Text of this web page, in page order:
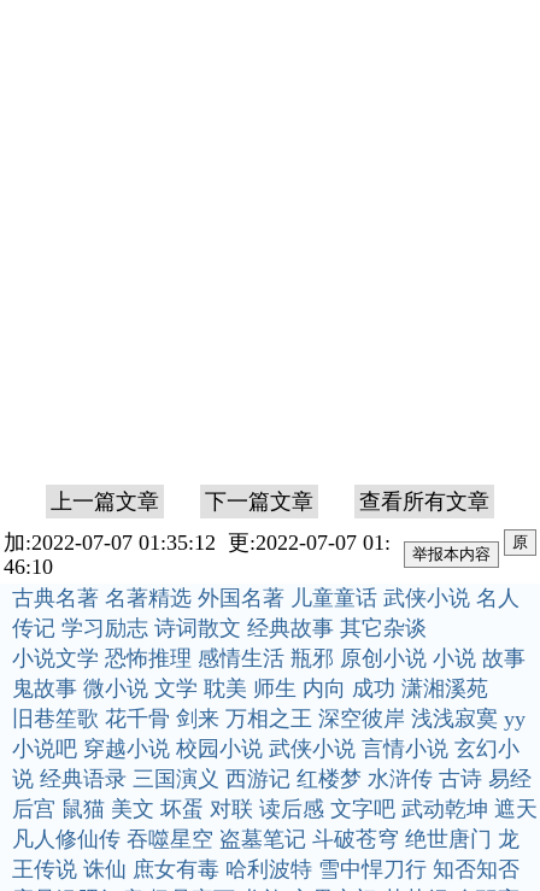
上一篇文章 下一篇文章
查看所有文章
加:2022-07-07 01:35:12 更:2022-07-07 01:
46:10
原
古典名著 名著精选 外国名著 儿童童话 武侠小说 名人
传记 学习励志 诗词散文 经典故事 其它杂谈
小说文学 恐怖推理 感情生活 瓶邪 原创小说 小说 故事
鬼故事 微小说 文学 耽美 师生 内向 成功 潇湘溪苑
旧巷笙歌 花千骨 剑来 万相之王 深空彼岸 浅浅寂寞 yy
小说吧 穿越小说 校园小说 武侠小说 言情小说 玄幻小
说 经典语录 三国演义 西游记 红楼梦 水浒传 古诗 易经
后宫 鼠猫 美文 坏蛋 对联 读后感 文字吧 武动乾坤 遮天
凡人修仙传 吞噬星空 盗墓笔记 斗破苍穹 绝世唐门 龙
王传说 诛仙 庶女有毒 哈利波特 雪中悍刀行 知否知否